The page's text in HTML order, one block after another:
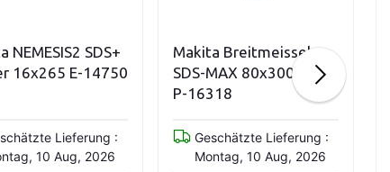
NEMESIS2 SDS+
16x265 E-14750
Lieferung :
10 Aug, 2026
Makita Breitmeissel
SDS-MAX 80x300mm
P-16318
Geschätzte Lieferung :
Montag, 10 Aug, 2026